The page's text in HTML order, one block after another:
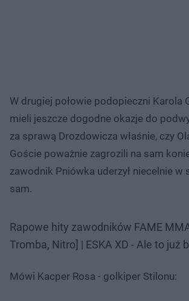
W drugiej połowie podopieczni Karola
mieli jeszcze dogodne okazje do
za sprawą Drozdowicza właśnie, czy
Goście poważnie zagrozili na sam
zawodnik Pniówka uderzył niecelnie w
sam.
Rapowe hity zawodników FAME
Tromba, Nitro] | ESKA XD - Ale to już
Mówi Kacper Rosa - golkiper Stilonu: